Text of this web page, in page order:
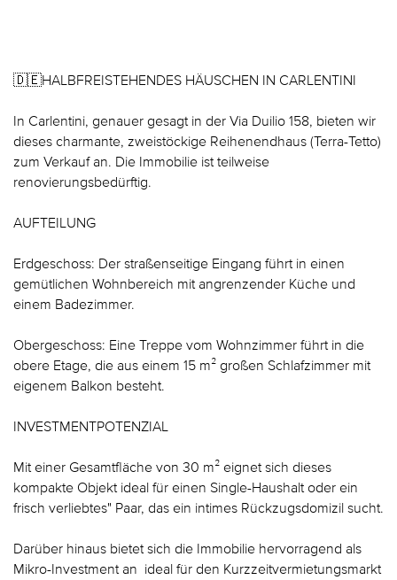
🇩🇪HALBFREISTEHENDES HÄUSCHEN IN CARLENTINI
In Carlentini, genauer gesagt in der Via Duilio 158, bieten wir
dieses charmante, zweistöckige Reihenendhaus (Terra-Tetto)
zum Verkauf an. Die Immobilie ist teilweise
renovierungsbedürftig.
AUFTEILUNG
Erdgeschoss: Der straßenseitige Eingang führt in einen
gemütlichen Wohnbereich mit angrenzender Küche und
einem Badezimmer.
Obergeschoss: Eine Treppe vom Wohnzimmer führt in die
obere Etage, die aus einem 15 m² großen Schlafzimmer mit
eigenem Balkon besteht.
INVESTMENTPOTENZIAL
Mit einer Gesamtfläche von 30 m² eignet sich dieses
kompakte Objekt ideal für einen Single-Haushalt oder ein
frisch verliebtes" Paar, das ein intimes Rückzugsdomizil sucht.
Darüber hinaus bietet sich die Immobilie hervorragend als
Mikro-Investment an  ideal für den Kurzzeitvermietungsmarkt